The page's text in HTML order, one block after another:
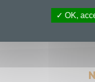
OK,